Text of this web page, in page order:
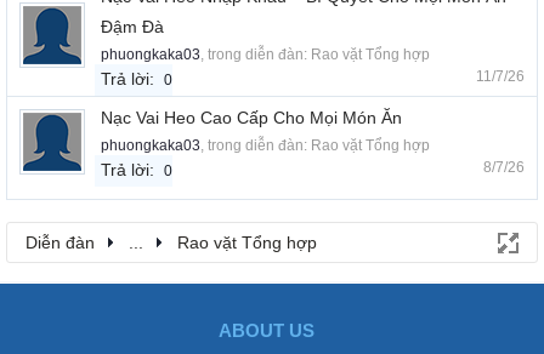
Đậm Đà
phuongkaka03 , trong diễn đàn: Rao vặt Tổng hợp
Trả lời: 0 11/7/26
Nạc Vai Heo Cao Cấp Cho Mọi Món Ăn
phuongkaka03 , trong diễn đàn: Rao vặt Tổng hợp
Trả lời: 0 8/7/26
Diễn đàn Rao vặt Tổng hợp
ABOUT US